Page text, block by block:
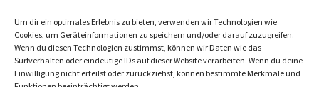
Um dir ein optimales Erlebnis zu bieten, verwenden wir Technologien wie
Cookies, um Geräteinformationen zu speichern und/oder darauf zuzugreifen.
Wenn du diesen Technologien zustimmst, können wir Daten wie das
Surfverhalten oder eindeutige IDs auf dieser Website verarbeiten. Wenn du deine
Einwilligung nicht erteilst oder zurückziehst, können bestimmte Merkmale und
Impressum
Cookie-Richtlinie (EU)